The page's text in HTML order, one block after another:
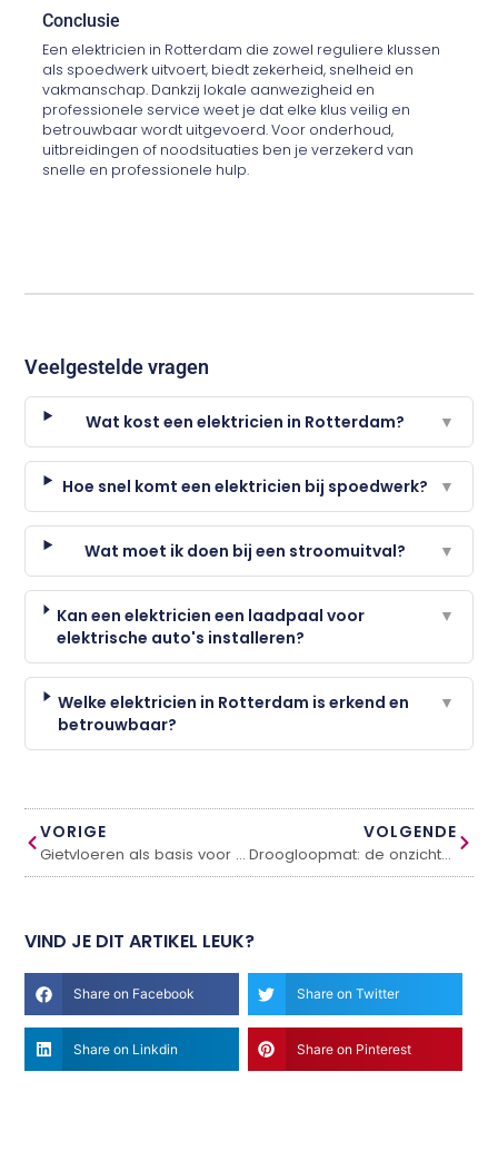
Conclusie
Een elektricien in Rotterdam die zowel reguliere klussen
als spoedwerk uitvoert, biedt zekerheid, snelheid en
vakmanschap. Dankzij lokale aanwezigheid en
professionele service weet je dat elke klus veilig en
betrouwbaar wordt uitgevoerd. Voor onderhoud,
uitbreidingen of noodsituaties ben je verzekerd van
snelle en professionele hulp.
Veelgestelde vragen
Wat kost een elektricien in Rotterdam? ▼
Hoe snel komt een elektricien bij spoedwerk? ▼
Wat moet ik doen bij een stroomuitval? ▼
Kan een elektricien een laadpaal voor
elektrische auto's installeren?
▼
Welke elektricien in Rotterdam is erkend en
betrouwbaar?
▼
VORIGE
Gietvloeren als basis voor een modern interieur: dit zijn de belangrijkste voordelen
VOLGENDE
Droogloopmat: de onzichtbare held van je entre
VIND JE DIT ARTIKEL LEUK?
Share on Facebook Share on Twitter
Share on Linkdin Share on Pinterest